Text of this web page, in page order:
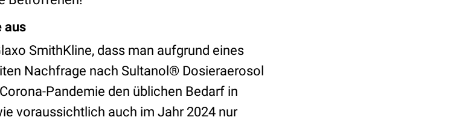
aus
SmithKline, dass man aufgrund eines
Nachfrage nach Sultanol® Dosieraerosol
Pandemie den üblichen Bedarf in
voraussichtlich auch im Jahr 2024 nur